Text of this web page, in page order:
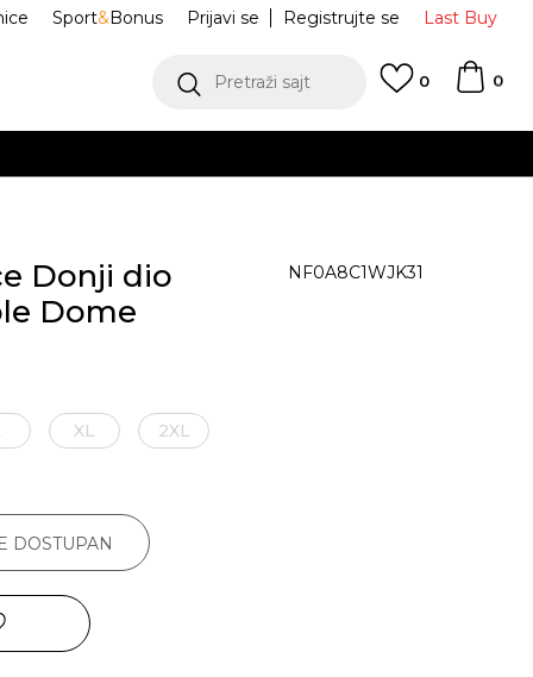
Last Buy
Prijavi se Registrujte se
Sport&Bonus
Pretraži sajt 0
0
Donji dio
Dome
NF0A8C1WJK31
XL 2XL
DOSTUPAN